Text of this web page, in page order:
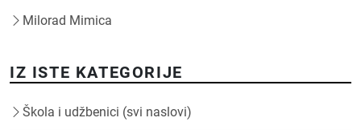
Milorad Mimica
IZ ISTE KATEGORIJE
Škola i udžbenici (svi naslovi)